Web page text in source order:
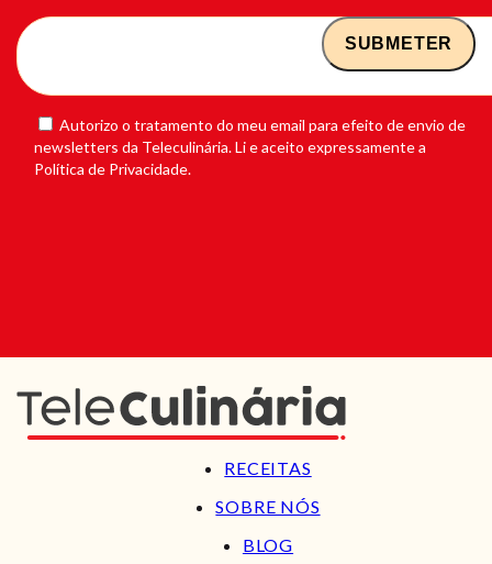
Autorizo o tratamento do meu email para efeito de envio de
newsletters da Teleculinária. Li e aceito expressamente a
Política de Privacidade.
RECEITAS
SOBRE NÓS
BLOG